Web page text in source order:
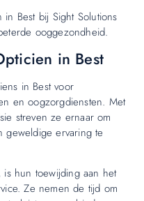
Best bij Sight Solutions
ooggezondheid.
in Best
in Best voor
en oogzorgdiensten. Met
streven ze ernaar om
geweldige ervaring te
is hun toewijding aan het
Ze nemen de tijd om